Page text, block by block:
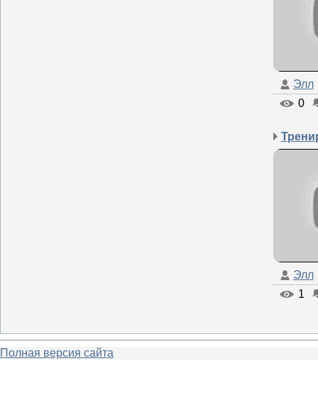
Элл
0
Элл
1
Полная версия сайта